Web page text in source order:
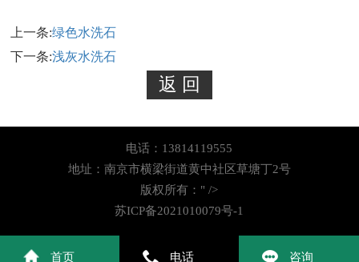
上一条:绿色水洗石
下一条:浅灰水洗石
电话：13814119555
地址：南京市横梁街道黄中社区草塘丁2号
版权所有： " />
苏ICP备2021010079号-1
首页 电话 咨询